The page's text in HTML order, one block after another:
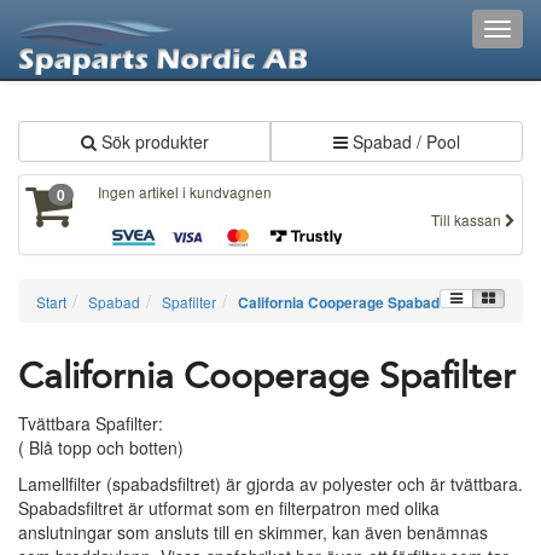
Sök produkter Spabad / Pool
0
Ingen artikel i kundvagnen
Till kassan
Start Spabad Spafilter California Cooperage Spabad
California Cooperage Spafilter
Tvättbara Spafilter:
( Blå topp och botten)
Lamellfilter (spabadsfiltret) är gjorda av polyester och är tvättbara.
Spabadsfiltret är utformat som en filterpatron med olika
anslutningar som ansluts till en skimmer, kan även benämnas